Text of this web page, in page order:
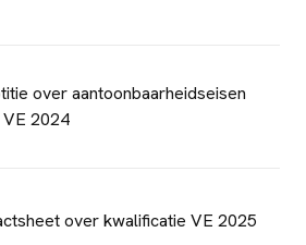
over aantoonbaarheidseisen
2024
over kwalificatie VE 2025